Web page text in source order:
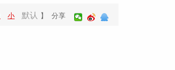
小 默认 】 分享